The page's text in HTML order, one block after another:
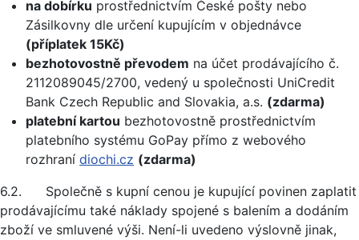
na dobírku prostřednictvím České pošty nebo
Zásilkovny dle určení kupujícím v objednávce
(příplatek 15Kč)
bezhotovostně převodem na účet prodávajícího č.
2112089045/2700, vedený u společnosti UniCredit
Bank Czech Republic and Slovakia, a.s. (zdarma)
platební kartou bezhotovostně prostřednictvím
platebního systému GoPay přímo z webového
rozhraní diochi.cz (zdarma)
6.2. Společně s kupní cenou je kupující povinen zaplatit
prodávajícímu také náklady spojené s balením a dodáním
zboží ve smluvené výši. Není-li uvedeno výslovně jinak,